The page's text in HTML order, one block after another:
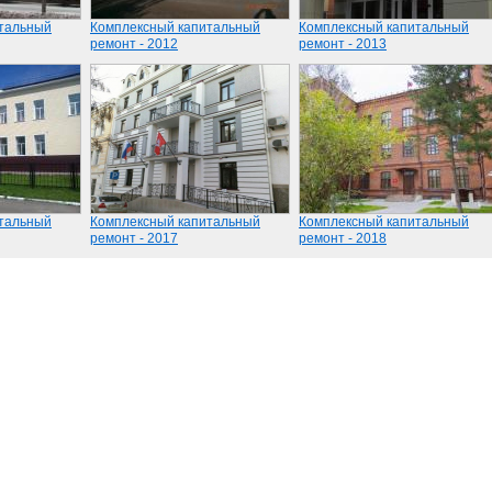
Комплексный капитальный
ремонт - 2012
Комплексный капитальный
ремонт - 2013
Комплексный капитальный
ремонт - 2017
Комплексный капитальный
ремонт - 2018